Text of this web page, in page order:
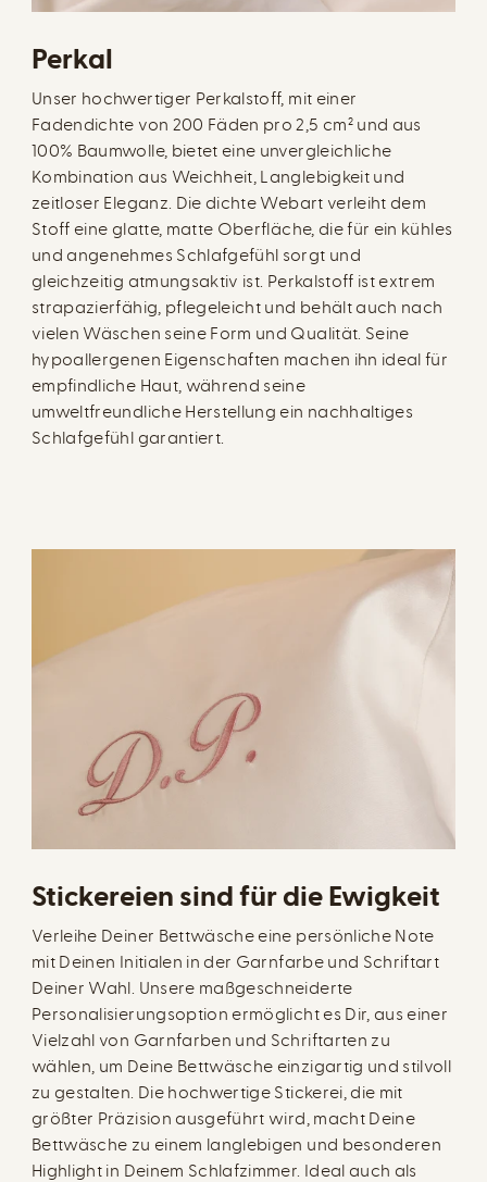
Perkal
Unser hochwertiger Perkalstoff, mit einer
Fadendichte von 200 Fäden pro 2,5 cm² und aus
100% Baumwolle, bietet eine unvergleichliche
Kombination aus Weichheit, Langlebigkeit und
zeitloser Eleganz. Die dichte Webart verleiht dem
Stoff eine glatte, matte Oberfläche, die für ein kühles
und angenehmes Schlafgefühl sorgt und
gleichzeitig atmungsaktiv ist. Perkalstoff ist extrem
strapazierfähig, pflegeleicht und behält auch nach
vielen Wäschen seine Form und Qualität. Seine
hypoallergenen Eigenschaften machen ihn ideal für
empfindliche Haut, während seine
umweltfreundliche Herstellung ein nachhaltiges
Schlafgefühl garantiert.
Stickereien sind für die Ewigkeit
Verleihe Deiner Bettwäsche eine persönliche Note
mit Deinen Initialen in der Garnfarbe und Schriftart
Deiner Wahl. Unsere maßgeschneiderte
Personalisierungsoption ermöglicht es Dir, aus einer
Vielzahl von Garnfarben und Schriftarten zu
wählen, um Deine Bettwäsche einzigartig und stilvoll
zu gestalten. Die hochwertige Stickerei, die mit
größter Präzision ausgeführt wird, macht Deine
Bettwäsche zu einem langlebigen und besonderen
Highlight in Deinem Schlafzimmer. Ideal auch als